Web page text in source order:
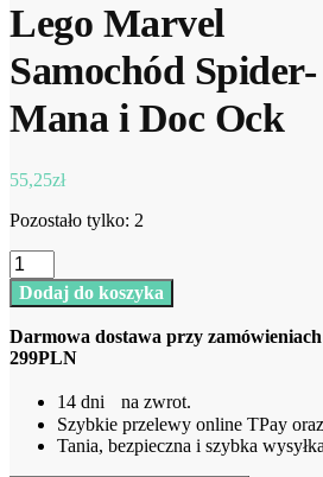
Lego Marvel
Samochód Spider-
Mana i Doc Ock
55,25zł
Pozostało tylko: 2
ilość
Lego
Marvel
Spider-
Mana
Doc
Ock
Dodaj do koszyka
Darmowa dostawa przy
299PLN
14 dni na zwrot.
Szybkie przelewy online TPay
Tania, bezpieczna i szybka